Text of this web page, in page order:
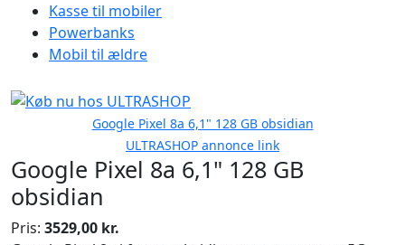
Kasse til mobiler
Powerbanks
Mobil til ældre
Google Pixel 8a 6,1" 128 GB obsidian
ULTRASHOP annonce link
Google Pixel 8a 6,1" 128 GB
obsidian
Pris: 3529,00 kr.